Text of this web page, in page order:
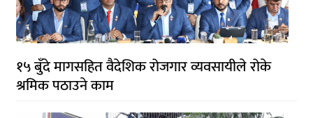
१५ बुँदे मागसहित वैदेशिक रोजगार व्यवसायीले रोके
श्रमिक पठाउने काम